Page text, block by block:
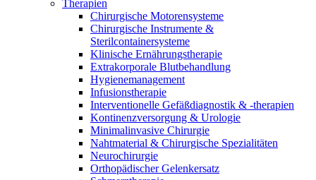
Finden Sie das Produkt, das Sie suchen. Besuchen Sie den B.
Braun Produktkatalog mit unserem kompletten Portfolio.
Lassen Sie uns Innovationen in der Medizintechnologie
gemeinsam vorantreiben. Erfahren Sie mehr über den
Innovation Hub und überzeugen Sie uns mit Ihrer Idee.
Therapien
Chirurgische Motorensysteme
Chirurgische Instrumente &
Sterilcontainersysteme
Klinische Ernährungstherapie
Extrakorporale Blutbehandlung
Hygienemanagement
Infusionstherapie
Interventionelle Gefäßdiagnostik & -therapien
Kontinenzversorgung & Urologie
Minimalinvasive Chirurgie
Nahtmaterial & Chirurgische Spezialitäten
Neurochirurgie
Orthopädischer Gelenkersatz